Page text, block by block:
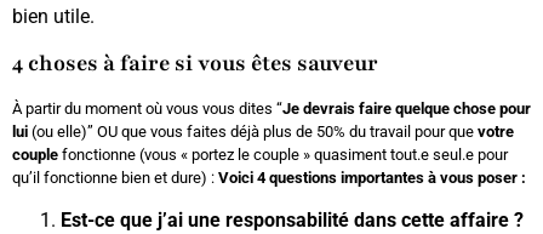
bien utile.
4 choses à faire si vous êtes sauveur
À partir du moment où vous vous dites “Je devrais faire quelque chose pour
lui (ou elle)” OU que vous faites déjà plus de 50% du travail pour que votre
couple fonctionne (vous « portez le couple » quasiment tout.e seul.e pour
qu’il fonctionne bien et dure) : Voici 4 questions importantes à vous poser :
Est-ce que j’ai une responsabilité dans cette affaire ?